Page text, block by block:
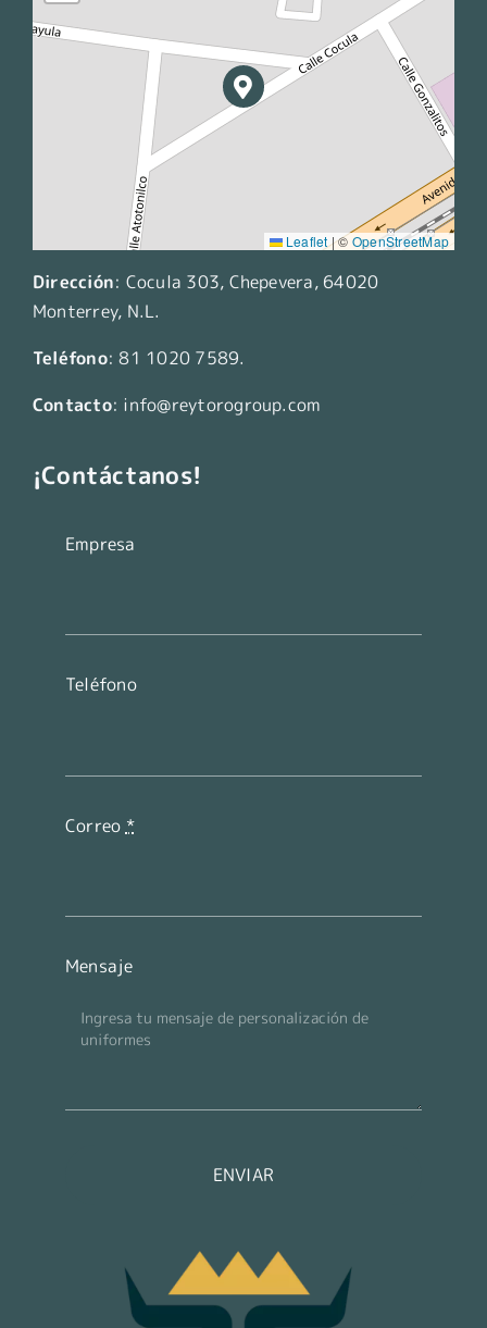
Leaflet |©OpenStreetMap
Dirección: Cocula 303, Chepevera, 64020
Monterrey, N.L.
Teléfono: 81 1020 7589.
Contacto: info@reytorogroup.com
¡Contáctanos!
Empresa
Teléfono
Correo *
Mensaje
ENVIAR